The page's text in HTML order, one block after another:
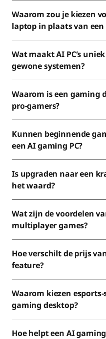
Waarom zou je kiezen
laptop in plaats van een
Wat maakt AI PC’s
gewone systemen?
Waarom is een gaming
pro-gamers?
Kunnen beginnende
een AI gaming PC?
Is upgraden naar een
het waard?
Wat zijn de voordelen
multiplayer games?
Hoe verschilt de prijs
feature?
Waarom kiezen
gaming desktop?
Hoe helpt een AI